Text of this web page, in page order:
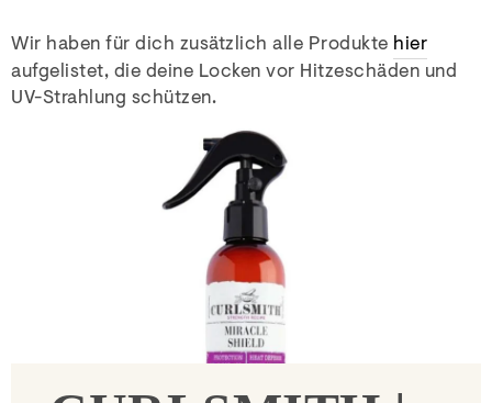
Wir haben für dich zusätzlich alle Produkte hier
aufgelistet, die deine Locken vor Hitzeschäden und
UV-Strahlung schützen.